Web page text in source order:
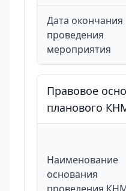
Дата окончания
проведения
мероприятия
Правовое
планового
Наименование
основания